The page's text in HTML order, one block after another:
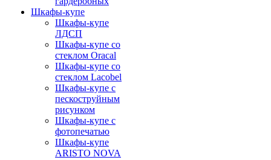
Шкафы-купе
Шкафы-купе
ЛДСП
Шкафы-купе со
стеклом Oracal
Шкафы-купе со
стеклом Lacobel
Шкафы-купе с
пескоструйным
рисунком
Шкафы-купе с
фотопечатью
Шкафы-купе
ARISTO NOVA